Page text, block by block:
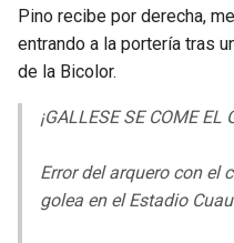
Pino recibe por derecha,
entrando a la portería tras
de la Bicolor.
¡GALLESE SE COME EL
Error del arquero con el
golea en el Estadio